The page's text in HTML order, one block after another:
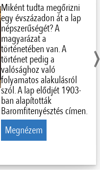
Miként tudta megőrizni
egy évszázadon át a lap
népszerűségét? A
magyarázat a
történetében van. A
történet pedig a
valósághoz való
folyamatos alakulásról
szól. A lap elődjét 1903-
ban alapították
Baromfitenyésztés címen.
Megnézem
›